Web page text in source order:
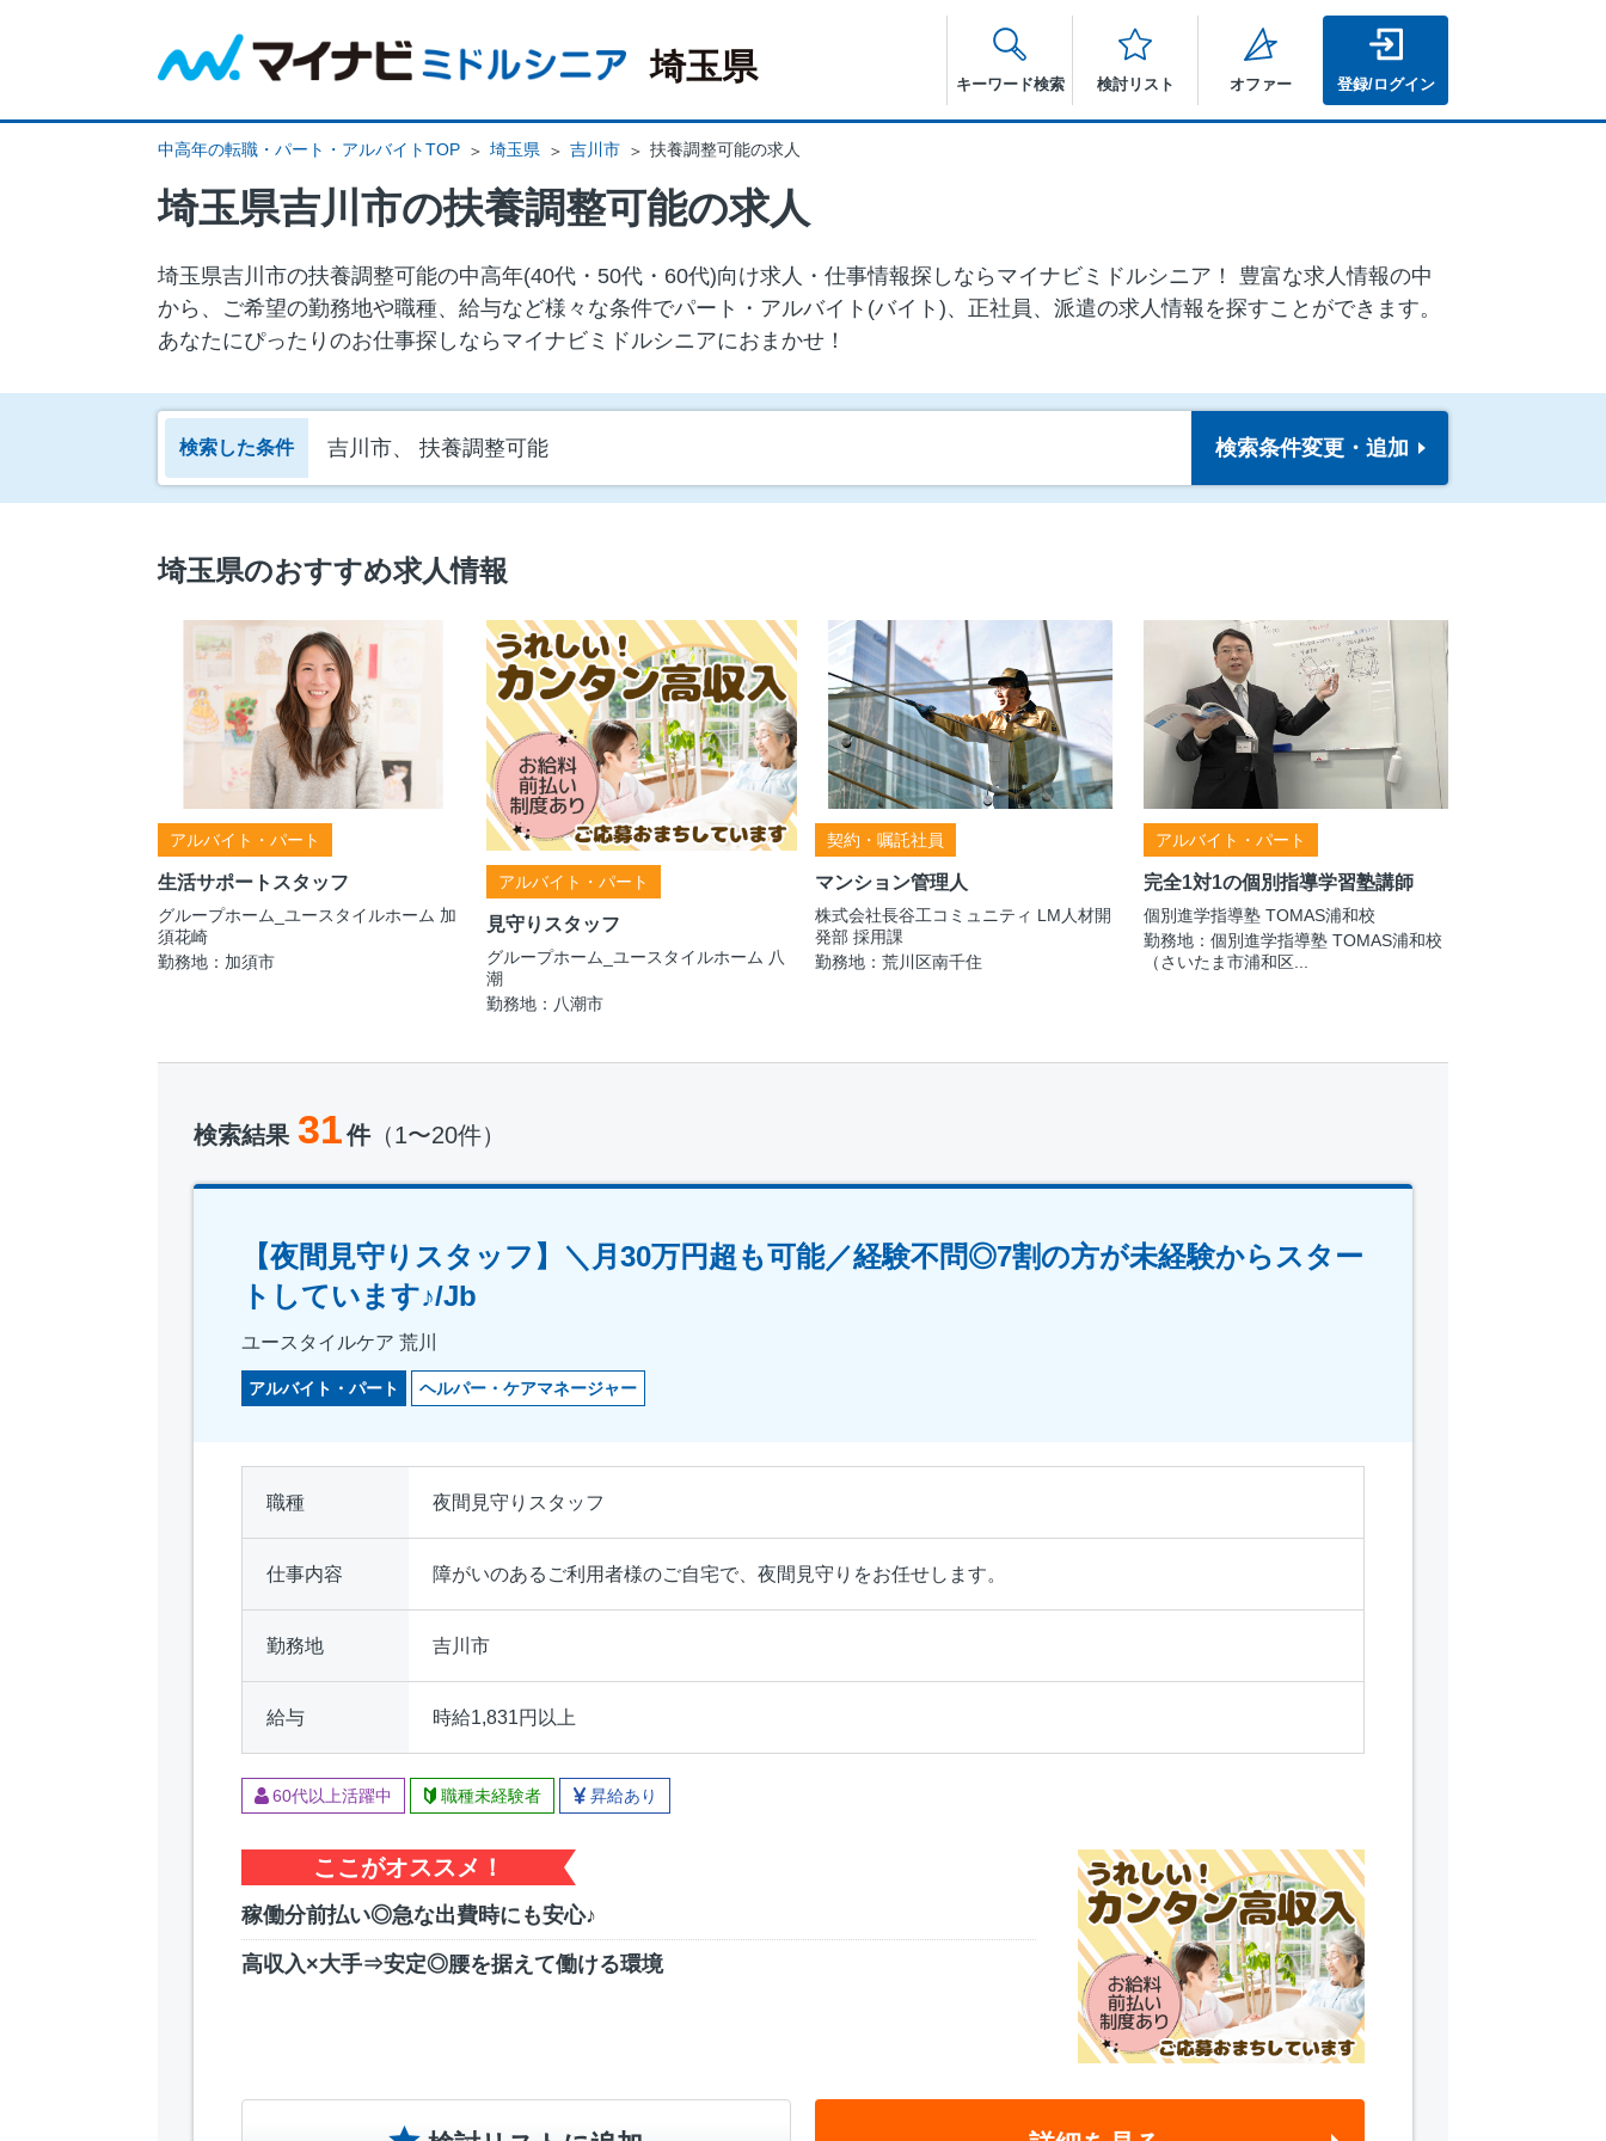
埼玉県 キーワード検索 検討リスト オファー 登録/ログイン
中高年の転職・パート・アルバイトTOP 埼玉県 吉川市 扶養調整可能の求人
埼玉県吉川市の扶養調整可能の求人
埼玉県吉川市の扶養調整可能の中⾼年(40代・50代・60代)向け求⼈・仕事情報探しならマイナビミドルシニア！ 豊富な求人情報の中
から、ご希望の勤務地や職種、給与など様々な条件でパート・アルバイト(バイト)、正社員、派遣の求人情報を探すことができます。
あなたにぴったりのお仕事探しならマイナビミドルシニアにおまかせ！
検索した条件 吉川市、 扶養調整可能 検索条件変更・追加
埼玉県のおすすめ求人情報
アルバイト・パート
生活サポートスタッフ
グループホーム_ユースタイルホーム 加
須花崎
勤務地：加須市
アルバイト・パート
見守りスタッフ
グループホーム_ユースタイルホーム 八
潮
勤務地：八潮市
契約・嘱託社員
マンション管理人
株式会社長谷工コミュニティ LM人材開
発部 採用課
勤務地：荒川区南千住
アルバイト・パート
完全1対1の個別指導学習塾講師
個別進学指導塾 TOMAS浦和校
勤務地：個別進学指導塾 TOMAS浦和校
（さいたま市浦和区...
検索結果 31件（1〜20件）
【夜間見守りスタッフ】＼月30万円超も可能／経験不問◎7割の方が未経験からスター
トしています♪/Jb
ユースタイルケア 荒川
アルバイト・パート ヘルパー・ケアマネージャー
職種 夜間見守りスタッフ
仕事内容 障がいのあるご利用者様のご自宅で、夜間見守りをお任せします。
勤務地 吉川市
給与 時給1,831円以上
60代以上活躍中 職種未経験者 昇給あり
ここがオススメ！
稼働分前払い◎急な出費時にも安心♪
高収入×大手⇒安定◎腰を据えて働ける環境